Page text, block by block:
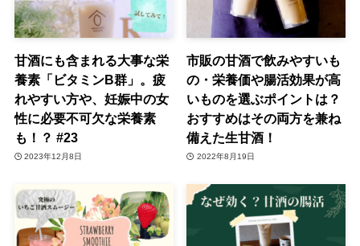
甘酒にも含まれる大事な栄
養素「ビタミンB群」。疲
れやすい方や、妊娠中の女
性に必要不可欠な栄養素
も！？ #23
2023年12月8日
市販の甘酒で飲みやすいも
の・栄養価や腸活効果が高
いものを選ぶポイントは？
おすすめはその両方を兼ね
備えた生甘酒！
2022年8月19日